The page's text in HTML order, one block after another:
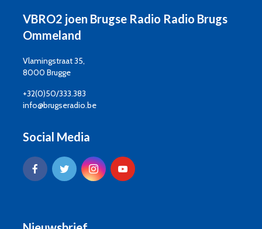
VBRO2 joen Brugse Radio Radio Brugs
Ommeland
Vlamingstraat 35,
8000 Brugge
+32(0)50/333.383
info@brugseradio.be
Social Media